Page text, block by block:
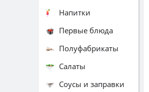
Напитки
Первые блюда
Полуфабрикаты
Салаты
Соусы и заправки